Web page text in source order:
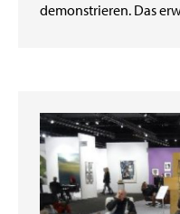
demonstrieren. Das